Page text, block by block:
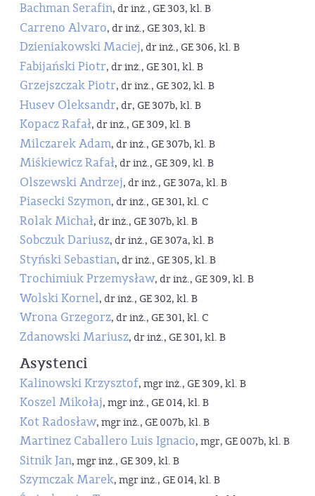
Bachman Serafin, dr inż., GE 303, kl. B
Carreno Alvaro, dr inż., GE 303, kl. B
Dzieniakowski Maciej, dr inż., GE 306, kl. B
Fabijański Piotr, dr inż., GE 301, kl. B
Grzejszczak Piotr, dr inż., GE 302, kl. B
Husev Oleksandr, dr, GE 307b, kl. B
Kopacz Rafał, dr inż., GE 309, kl. B
Milczarek Adam, dr inż., GE 307b, kl. B
Miśkiewicz Rafał, dr inż., GE 309, kl. B
Olszewski Andrzej, dr inż., GE 307a, kl. B
Piasecki Szymon, dr inż., GE 301, kl. C
Rolak Michał, dr inż., GE 307b, kl. B
Sobczuk Dariusz, dr inż., GE 307a, kl. B
Styński Sebastian, dr inż., GE 305, kl. B
Trochimiuk Przemysław, dr inż., GE 309, kl. B
Wolski Kornel, dr inż., GE 302, kl. B
Wrona Grzegorz, dr inż., GE 301, kl. C
Zdanowski Mariusz, dr inż., GE 301, kl. B
Asystenci
Kalinowski Krzysztof, mgr inż., GE 309, kl. B
Koszel Mikołaj, mgr inż., GE 014, kl. B
Kot Radosław, mgr inż., GE 007b, kl. B
Martinez Caballero Luis Ignacio, mgr, GE 007b, kl. B
Sitnik Jan, mgr inż., GE 309, kl. B
Szymczak Marek, mgr inż., GE 014, kl. B